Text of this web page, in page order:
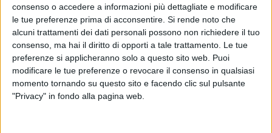
consenso o accedere a informazioni più dettagliate e modificare
le tue preferenze prima di acconsentire. Si rende noto che
alcuni trattamenti dei dati personali possono non richiedere il tuo
consenso, ma hai il diritto di opporti a tale trattamento. Le tue
preferenze si applicheranno solo a questo sito web. Puoi
modificare le tue preferenze o revocare il consenso in qualsiasi
momento tornando su questo sito e facendo clic sul pulsante
"Privacy" in fondo alla pagina web.
Chi siamo Contattaci
Privacy Lavora con noi